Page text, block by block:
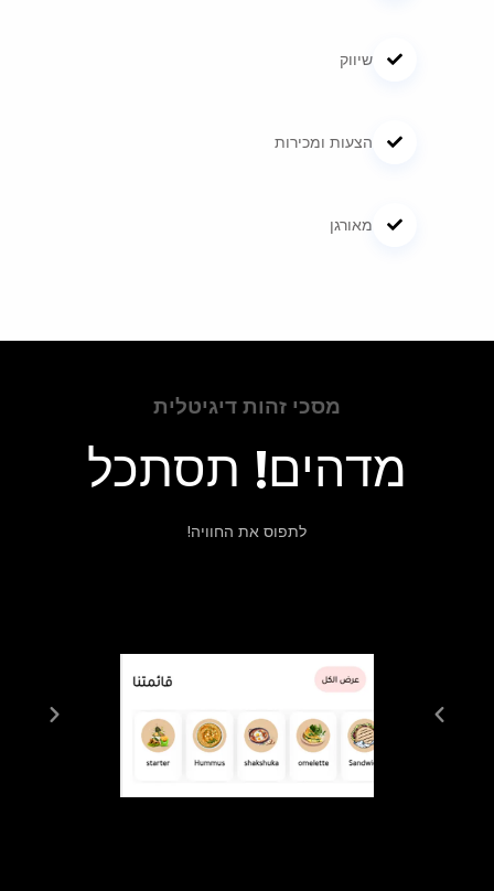
שיווק
הצעות ומכירות
מאורגן
מסכי זהות דיגיטלית
מדהים! תסתכל
לתפוס את החוויה!